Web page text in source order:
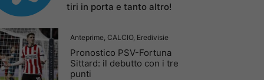
tiri in porta e tanto altro!
Anteprime, CALCIO, Eredivisie
Pronostico PSV-Fortuna
Sittard: il debutto con i tre
punti